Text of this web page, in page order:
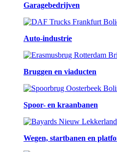
Garagebedrijven
Auto-industrie
Bruggen en viaducten
Spoor- en kraanbanen
Wegen, startbanen en